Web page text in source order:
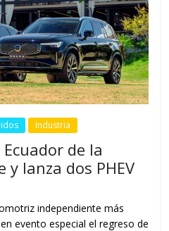
Industria
de la
y lanza dos PHEV
independiente más
evento especial el regreso de